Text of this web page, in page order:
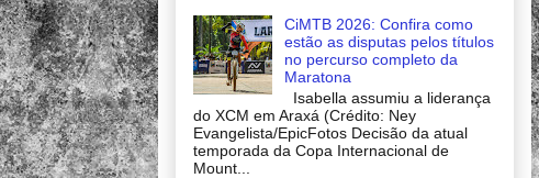
CiMTB 2026: Confira como
estão as disputas pelos títulos
no percurso completo da
Maratona
Isabella assumiu a liderança
do XCM em Araxá (Crédito: Ney
Evangelista/EpicFotos Decisão da atual
temporada da Copa Internacional de
Mount...